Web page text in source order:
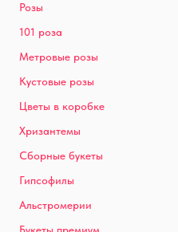
Розы
101 роза
Метровые розы
Кустовые розы
Цветы в коробке
Хризантемы
Сборные букеты
Гипсофилы
Альстромерии